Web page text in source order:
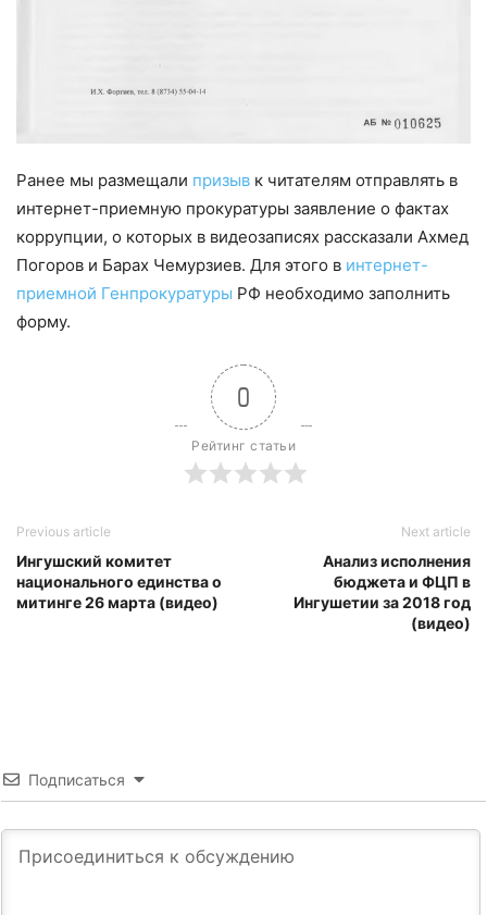
Ранее мы размещали призыв к читателям отправлять в
интернет-приемную прокуратуры заявление о фактах
коррупции, о которых в видеозаписях рассказали Ахмед
Погоров и Барах Чемурзиев. Для этого в интернет-
приемной Генпрокуратуры РФ необходимо заполнить
форму.
0
Рейтинг статьи
Previous article
Ингушский комитет
национального единства о
митинге 26 марта (видео)
Next article
Анализ исполнения
бюджета и ФЦП в
Ингушетии за 2018 год
(видео)
Подписаться